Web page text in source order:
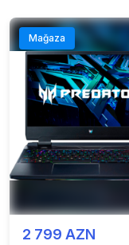
Mağaza
2 799 AZN